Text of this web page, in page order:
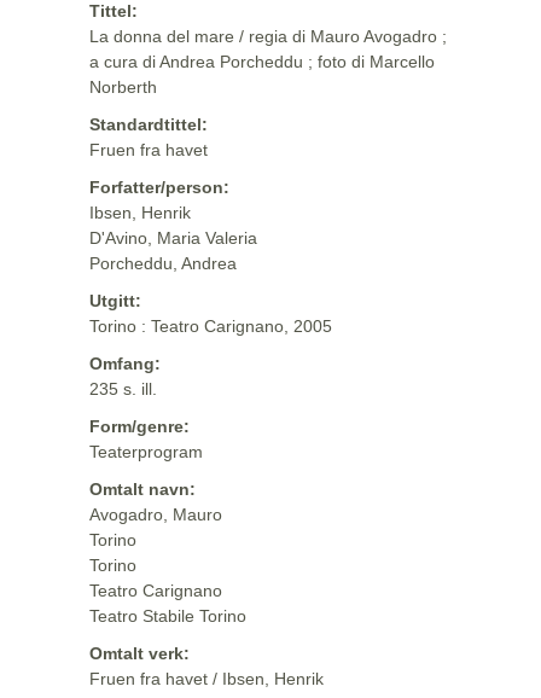
Tittel:
La donna del mare / regia di Mauro Avogadro ;
a cura di Andrea Porcheddu ; foto di Marcello
Norberth
Standardtittel:
Fruen fra havet
Forfatter/person:
Ibsen, Henrik
D'Avino, Maria Valeria
Porcheddu, Andrea
Utgitt:
Torino : Teatro Carignano, 2005
Omfang:
235 s. ill.
Form/genre:
Teaterprogram
Omtalt navn:
Avogadro, Mauro
Torino
Torino
Teatro Carignano
Teatro Stabile Torino
Omtalt verk:
Fruen fra havet / Ibsen, Henrik